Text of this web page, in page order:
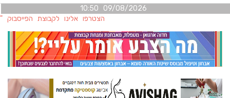
09/08/2026 10:50
הצטרפו אלינו לקבוצת